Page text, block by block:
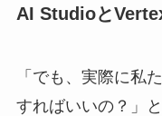
AI Studioと
「でも、実際に私
すればいいの？」